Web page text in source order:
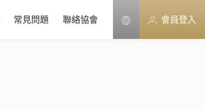
常見問題 聯絡協會 會員登入